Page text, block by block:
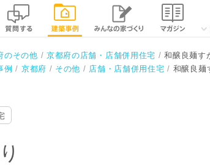
閉じる
のその他 京都府の店舗・店舗併用住宅
和醸良麺す
例 京都府 その他 店舗・店舗併用住宅 和醸良麺